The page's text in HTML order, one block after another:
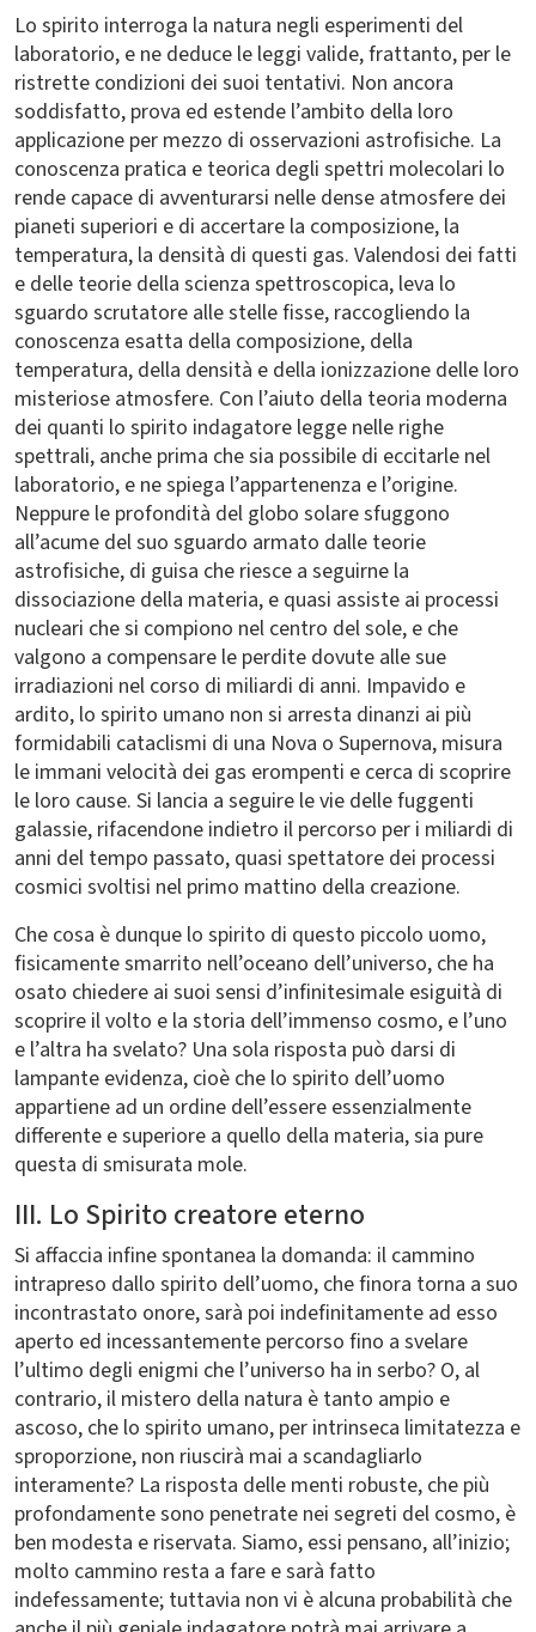
Lo spirito interroga la natura negli esperimenti del
laboratorio, e ne deduce le leggi valide, frattanto, per le
ristrette condizioni dei suoi tentativi. Non ancora
soddisfatto, prova ed estende l’ambito della loro
applicazione per mezzo di osservazioni astrofisiche. La
conoscenza pratica e teorica degli spettri molecolari lo
rende capace di avventurarsi nelle dense atmosfere dei
pianeti superiori e di accertare la composizione, la
temperatura, la densità di questi gas. Valendosi dei fatti
e delle teorie della scienza spettroscopica, leva lo
sguardo scrutatore alle stelle fisse, raccogliendo la
conoscenza esatta della composizione, della
temperatura, della densità e della ionizzazione delle loro
misteriose atmosfere. Con l’aiuto della teoria moderna
dei quanti lo spirito indagatore legge nelle righe
spettrali, anche prima che sia possibile di eccitarle nel
laboratorio, e ne spiega l’appartenenza e l’origine.
Neppure le profondità del globo solare sfuggono
all’acume del suo sguardo armato dalle teorie
astrofisiche, di guisa che riesce a seguirne la
dissociazione della materia, e quasi assiste ai processi
nucleari che si compiono nel centro del sole, e che
valgono a compensare le perdite dovute alle sue
irradiazioni nel corso di miliardi di anni. Impavido e
ardito, lo spirito umano non si arresta dinanzi ai più
formidabili cataclismi di una Nova o Supernova, misura
le immani velocità dei gas erompenti e cerca di scoprire
le loro cause. Si lancia a seguire le vie delle fuggenti
galassie, rifacendone indietro il percorso per i miliardi di
anni del tempo passato, quasi spettatore dei processi
cosmici svoltisi nel primo mattino della creazione.
Che cosa è dunque lo spirito di questo piccolo uomo,
fisicamente smarrito nell’oceano dell’universo, che ha
osato chiedere ai suoi sensi d’infinitesimale esiguità di
scoprire il volto e la storia dell’immenso cosmo, e l’uno
e l’altra ha svelato? Una sola risposta può darsi di
lampante evidenza, cioè che lo spirito dell’uomo
appartiene ad un ordine dell’essere essenzialmente
differente e superiore a quello della materia, sia pure
questa di smisurata mole.
III. Lo Spirito creatore eterno
Si affaccia infine spontanea la domanda: il cammino
intrapreso dallo spirito dell’uomo, che finora torna a suo
incontrastato onore, sarà poi indefinitamente ad esso
aperto ed incessantemente percorso fino a svelare
l’ultimo degli enigmi che l’universo ha in serbo? O, al
contrario, il mistero della natura è tanto ampio e
ascoso, che lo spirito umano, per intrinseca limitatezza e
sproporzione, non riuscirà mai a scandagliarlo
interamente? La risposta delle menti robuste, che più
profondamente sono penetrate nei segreti del cosmo, è
ben modesta e riservata. Siamo, essi pensano, all’inizio;
molto cammino resta a fare e sarà fatto
indefessamente; tuttavia non vi è alcuna probabilità che